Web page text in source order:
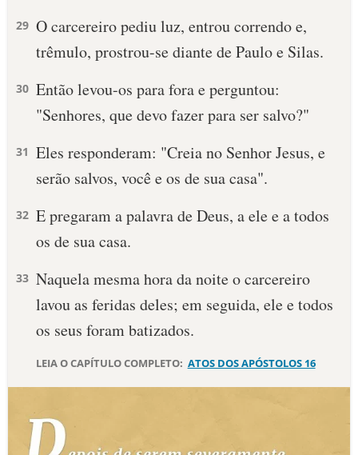
29 O carcereiro pediu luz, entrou correndo e,
trêmulo, prostrou-se diante de Paulo e Silas.
30 Então levou-os para fora e perguntou:
"Senhores, que devo fazer para ser salvo?"
31 Eles responderam: "Creia no Senhor Jesus, e
serão salvos, você e os de sua casa".
32 E pregaram a palavra de Deus, a ele e a todos
os de sua casa.
33 Naquela mesma hora da noite o carcereiro
lavou as feridas deles; em seguida, ele e todos
os seus foram batizados.
LEIA O CAPÍTULO COMPLETO: ATOS DOS APÓSTOLOS 16